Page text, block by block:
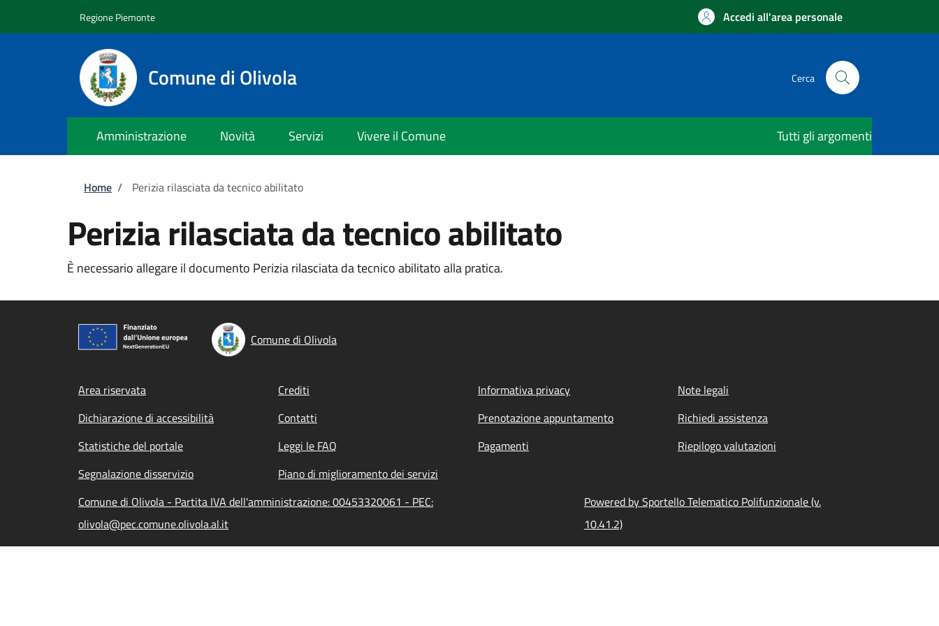
Regione Piemonte Accedi all'area personale
Comune di Olivola Cerca
Amministrazione Novità Servizi Vivere il Comune Tutti gli argomenti
Briciole di pane
Home / Perizia rilasciata da tecnico abilitato
Perizia rilasciata da tecnico abilitato
È necessario allegare il documento Perizia rilasciata da tecnico abilitato alla pratica.
Comune di Olivola
Footer menu
Area riservata Crediti Informativa privacy
Note legali
Dichiarazione di accessibilità
Contatti Prenotazione appuntamento
Richiedi assistenza
Statistiche del portale
Leggi le FAQ Pagamenti
Riepilogo valutazioni
Segnalazione disservizio
Piano di miglioramento dei servizi
Comune di Olivola - Partita IVA dell'amministrazione: 00453320061 - PEC:
olivola@pec.comune.olivola.al.it
Powered by Sportello Telematico Polifunzionale (v.
10.41.2)